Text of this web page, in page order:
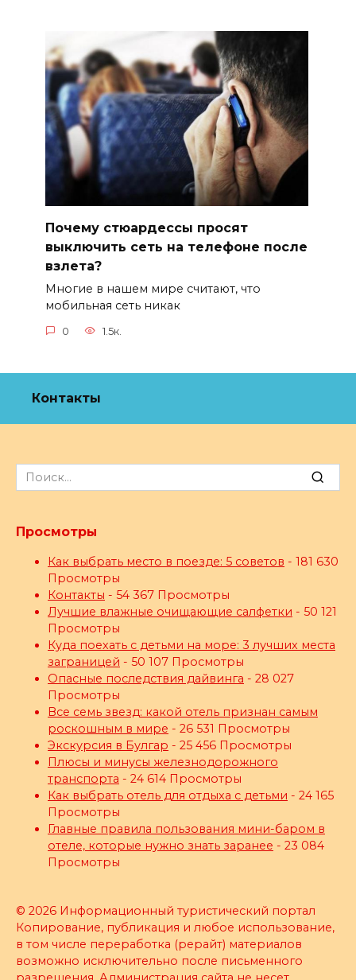
Почему стюардессы просят
выключить сеть на телефоне после
взлета?
Многие в нашем мире считают, что
мобильная сеть никак
0 1.5к.
Контакты
Search
for:
Просмотры
Как выбрать место в поезде: 5 советов - 181 630
Просмотры
Контакты - 54 367 Просмотры
Лучшие влажные очищающие салфетки - 50 121
Просмотры
Куда поехать с детьми на море: 3 лучших места
заграницей - 50 107 Просмотры
Опасные последствия дайвинга - 28 027
Просмотры
Все семь звезд: какой отель признан самым
роскошным в мире - 26 531 Просмотры
Экскурсия в Булгар - 25 456 Просмотры
Плюсы и минусы железнодорожного
транспорта - 24 614 Просмотры
Как выбрать отель для отдыха с детьми - 24 165
Просмотры
Главные правила пользования мини-баром в
отеле, которые нужно знать заранее - 23 084
Просмотры
© 2026 Информационный туристический портал
Копирование, публикация и любое использование,
в том числе переработка (рерайт) материалов
возможно исключительно после письменного